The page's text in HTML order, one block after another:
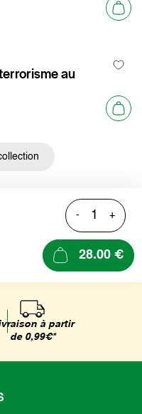
au
- +
28.00 €
à partir
de 0,99€*